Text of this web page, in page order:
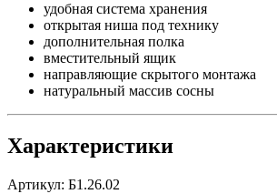
удобная система хранения
открытая ниша под технику
дополнительная полка
вместительный ящик
направляющие скрытого монтажа
натуральный массив сосны
Характеристики
Артикул: Б1.26.02